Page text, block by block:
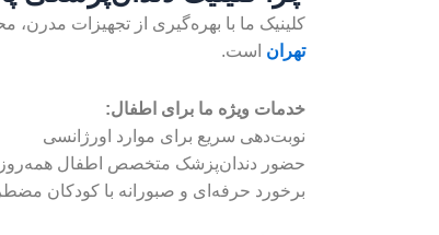
کلینیک ما با بهره‌گیری از تجهیزات
تهران است.
خدمات ویژه ما برای اطفال:
نوبت‌دهی سریع برای موارد اورژانسی
حضور دندان‌پزشک متخصص اطفال
برخورد حرفه‌ای و صبورانه با کودکان